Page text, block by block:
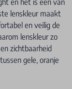
lenskleur maakt
en veilig de
lenskleur zo
zichtbaarheid
gele, oranje